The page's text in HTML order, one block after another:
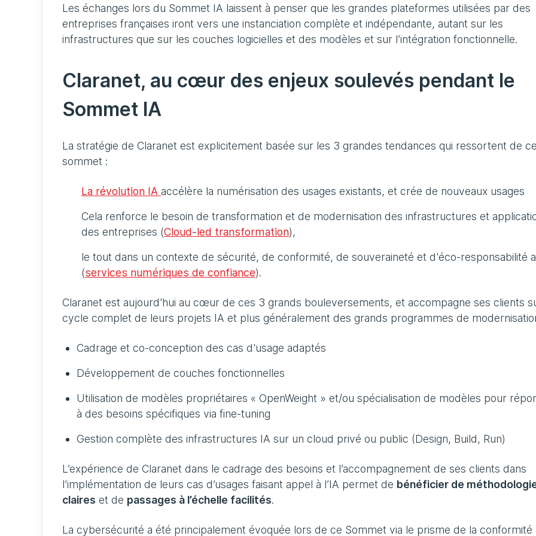
Les échanges lors du Sommet IA laissent à penser que les grandes plateformes utilisées par des
entreprises françaises iront vers une instanciation complète et indépendante, autant sur les
infrastructures que sur les couches logicielles et des modèles et sur l’intégration fonctionnelle.
Claranet, au cœur des enjeux soulevés pendant le
Sommet IA
La stratégie de Claranet est explicitement basée sur les 3 grandes tendances qui ressortent de ce
sommet :
La révolution IA accélère la numérisation des usages existants, et crée de nouveaux usages
Cela renforce le besoin de transformation et de modernisation des infrastructures et
des entreprises (Cloud-led transformation),
le tout dans un contexte de sécurité, de conformité, de souveraineté et d'éco-responsabilité
(services numériques de confiance).
Claranet est aujourd'hui au cœur de ces 3 grands bouleversements, et accompagne ses clients
cycle complet de leurs projets IA et plus généralement des grands programmes de
Cadrage et co-conception des cas d'usage adaptés
Développement de couches fonctionnelles
Utilisation de modèles propriétaires « OpenWeight » et/ou spécialisation de modèles pour
à des besoins spécifiques via fine-tuning
Gestion complète des infrastructures IA sur un cloud privé ou public (Design, Build, Run)
L’expérience de Claranet dans le cadrage des besoins et l’accompagnement de ses clients dans
l’implémentation de leurs cas d’usages faisant appel à l’IA permet de bénéficier de
claires et de passages à l’échelle facilités.
La cybersécurité a été principalement évoquée lors de ce Sommet via le prisme de la conformité